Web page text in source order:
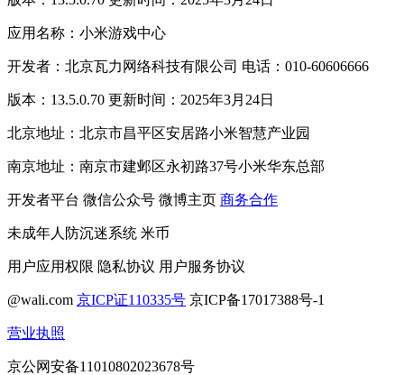
应用名称：小米游戏中心
开发者：北京瓦力网络科技有限公司 电话：010-60606666
版本：13.5.0.70 更新时间：2025年3月24日
北京地址：北京市昌平区安居路小米智慧产业园
南京地址：南京市建邺区永初路37号小米华东总部
开发者平台 微信公众号 微博主页 商务合作
未成年人防沉迷系统 米币
用户应用权限 隐私协议 用户服务协议
@wali.com 京ICP证110335号 京ICP备17017388号-1
营业执照
京公网安备11010802023678号